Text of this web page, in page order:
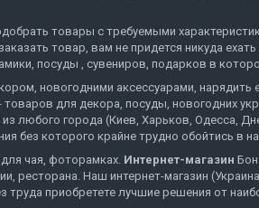
товары с требуемыми
товар, вам не придется никуда ехать
посуды , сувениров, подарков в
новогодними аксессуарами, нарядить
для декора, посуды, новогодних
любого города (Киев, Харьков, Одесса,
без которого крайне трудно обойтись в
чая, фоторамках. Интернет-магазин
Наш интернет-магазин
приобретете лучшие решения от